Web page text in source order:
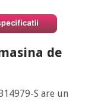
de
S are un